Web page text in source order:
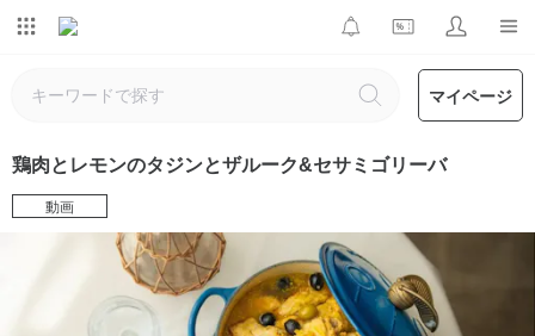
マイページ
鶏肉とレモンのタジンとザルーク&セサミゴリーバ
動画